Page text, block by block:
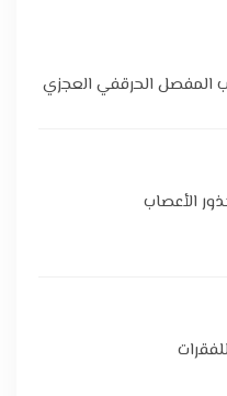
المفصل الحرقفي العجزي
الأعصاب